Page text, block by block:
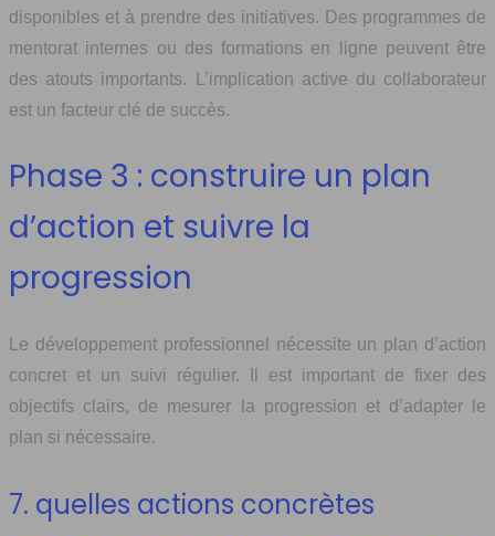
disponibles et à prendre des initiatives. Des programmes de
mentorat internes ou des formations en ligne peuvent être
des atouts importants. L’implication active du collaborateur
est un facteur clé de succès.
Phase 3 : construire un plan
d’action et suivre la
progression
Le développement professionnel nécessite un plan d’action
concret et un suivi régulier. Il est important de fixer des
objectifs clairs, de mesurer la progression et d’adapter le
plan si nécessaire.
7. quelles actions concrètes